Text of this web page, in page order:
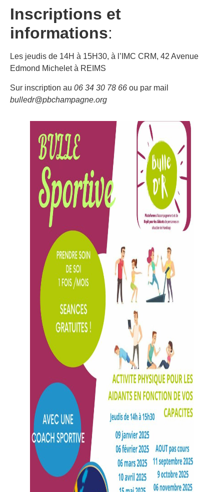
Inscriptions et
informations:
Les jeudis de 14H à 15H30, à l’IMC CRM, 42 Avenue
Edmond Michelet à REIMS
Sur inscription au 06 34 30 78 66 ou par mail
bulledr@pbchampagne.org